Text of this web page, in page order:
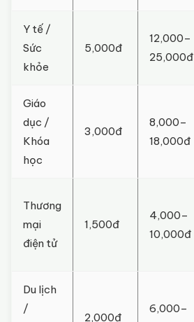
Y tế /
Sức
khỏe
5,000đ
12,000–
25,000đ
Giáo
dục /
Khóa
học
3,000đ
8,000–
18,000đ
Thương
mại
điện tử
1,500đ
4,000–
10,000đ
Du lịch
/
2,000đ
6,000–